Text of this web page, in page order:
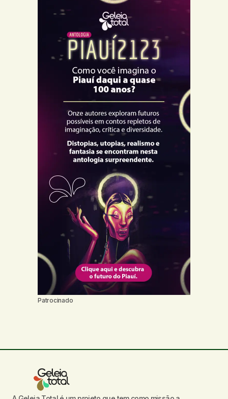
Patrocinado